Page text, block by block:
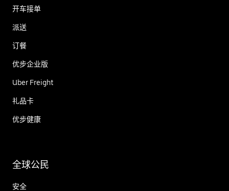
开车接单
派送
订餐
优步企业版
Uber Freight
礼品卡
优步健康
全球公民
安全